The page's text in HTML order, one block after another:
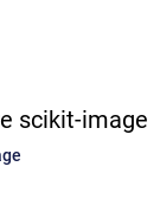
scikit-image